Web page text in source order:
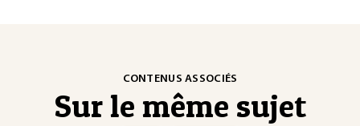
CONTENUS ASSOCIÉS
Sur le même sujet